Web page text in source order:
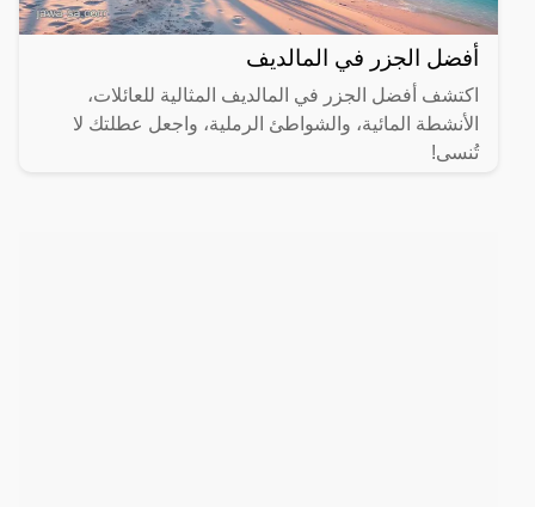
أفضل الجزر في المالديف
اكتشف أفضل الجزر في المالديف المثالية للعائلات،
الأنشطة المائية، والشواطئ الرملية، واجعل عطلتك لا
تُنسى!